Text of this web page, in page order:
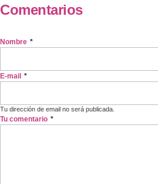
Comentarios
Nombre *
E-mail *
Tu dirección de email no será publicada.
Tu comentario *